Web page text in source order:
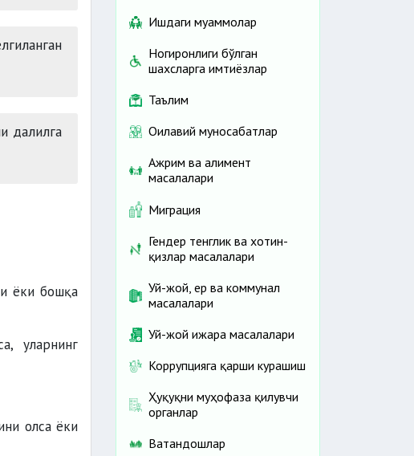
далилга
ёки бошқа
уларнинг
олса ёки
Ишдаги муаммолар
Ногиронлиги бўлган
шахсларга имтиёзлар
Таълим
Оилавий муносабатлар
Ажрим ва алимент
масалалари
Миграция
Гендер тенглик ва хотин-
қизлар масалалари
Уй-жой, ер ва коммунал
масалалари
Уй-жой ижара масалалари
Коррупцияга қарши курашиш
Ҳуқуқни муҳофаза қилувчи
органлар
Ватандошлар